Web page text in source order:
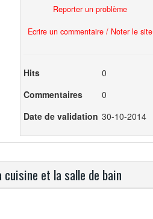
Reporter un problème
Ecrire un commentaire / Noter le site
Hits
0
Commentaires
0
Date de validation 30-10-2014
et la salle de bain